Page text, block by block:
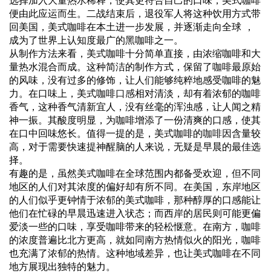
便由此应运而生。二战结束后，退役军人将这种饮用方式带
回美国，美式咖啡在本土进一步发展，并逐渐走向全球 ，
成为了世界上认知度最广的黑咖啡之一。
从制作方法来看，美式咖啡十分简单直接，由浓缩咖啡和大
量热水混合而成。这种简洁的制作方式，保留了咖啡最原始
的风味，没有过多的修饰，让人们能够纯粹地感受咖啡的魅
力。在口味上，美式咖啡口感相对清淡，却有着浓郁的咖啡
香气，这种香气清新宜人，没有丝毫的浑浊感，让人闻之精
神一振。其酸度明显，为咖啡增添了一份清爽的口感，使其
在口中回味悠长。值得一提的是，美式咖啡的咖啡因含量较
高，对于需要快速提神醒脑的人来说，无疑是早晨的最佳选
择。
有趣的是，虽然美式咖啡在全球范围内都备受欢迎，但不同
地区的人们对其浓度的偏好却有所不同。在美国，东岸地区
的人们似乎更钟情于浓郁的美式咖啡，那种醇厚的口感能让
他们在忙碌的早晨迅速进入状态；而西岸的居民则可能更偏
爱淡一些的口味，享受咖啡带来的轻松惬意。在南方，咖啡
的浓度普遍比北方更高，就如同南方热情似火的阳光，咖啡
也充满了浓郁的热情。这种地域差异，也让美式咖啡在不同
地方展现出独特的魅力。